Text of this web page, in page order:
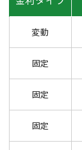
変動
固定
固定
固定